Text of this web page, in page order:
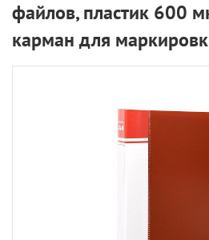
файлов, пластик 600
карман для